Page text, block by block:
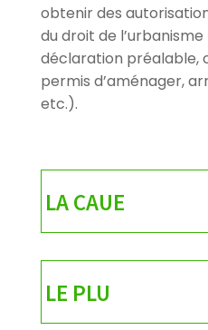
obtenir des
du droit de
déclaration préalable,
permis d’aménager,
etc.).
LA CAUE
LE PLU